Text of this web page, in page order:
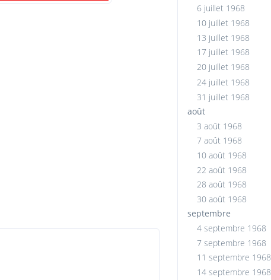
6 juillet 1968
10 juillet 1968
13 juillet 1968
17 juillet 1968
20 juillet 1968
24 juillet 1968
31 juillet 1968
août
3 août 1968
7 août 1968
10 août 1968
22 août 1968
28 août 1968
30 août 1968
septembre
4 septembre 1968
7 septembre 1968
11 septembre 1968
14 septembre 1968